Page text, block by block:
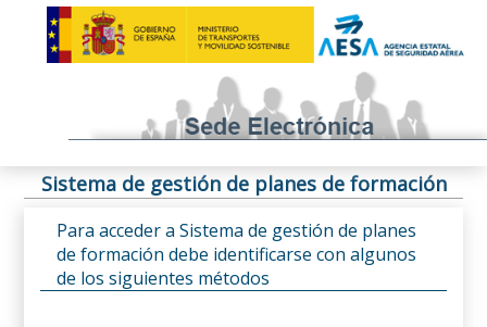
Sistema de gestión de planes de formación
Para acceder a Sistema de gestión de planes
de formación debe identificarse con algunos
de los siguientes métodos